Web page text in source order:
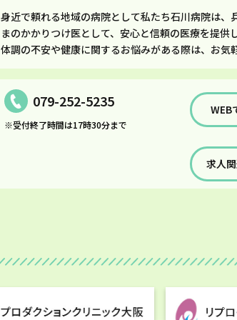
身近で頼れる地域の病院として私たち石川病院は、
まのかかりつけ医として、安心と信頼の医療を提供
体調の不安や健康に関するお悩みがある際は、お気
079-252-5235
※受付終了時間は17時30分まで
WEB
求人